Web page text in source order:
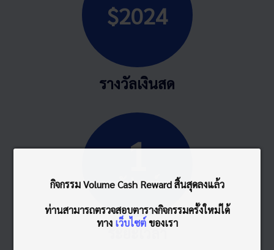
กิจกรรม Volume Cash Reward สิ้นสุดลงแล้ว
ท่านสามารถตรวจสอบตารางกิจกรรมครั้งใหม่ได้
ทาง เว็บไซต์ของเรา
$2024
รางวัลเงินสด
1
สัปดาห์
ระยะเวลา